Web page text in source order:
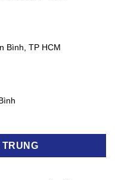
Bình, TP HCM
TRUNG